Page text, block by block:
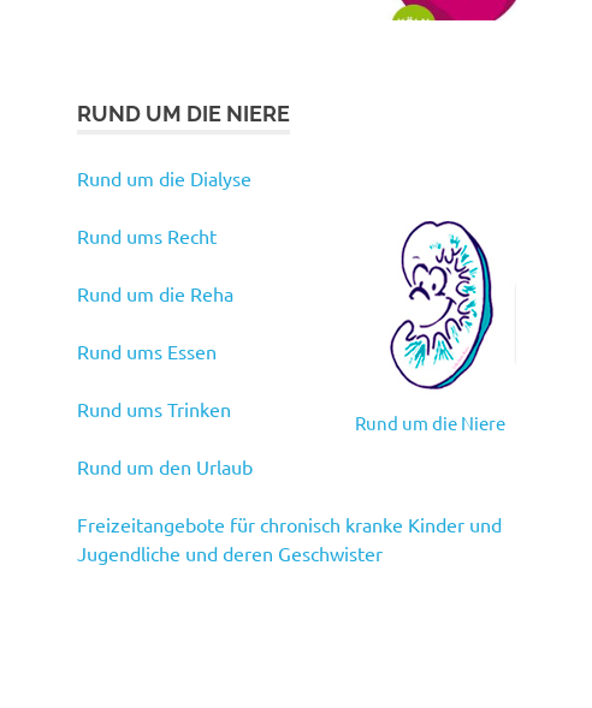
RUND UM DIE NIERE
Rund um die Dialyse
Rund um die Niere
Rund ums Recht
Rund um die Reha
Rund ums Essen
Rund ums Trinken
Rund um den Urlaub
Freizeitangebote für chronisch kranke Kinder und
Jugendliche und deren Geschwister